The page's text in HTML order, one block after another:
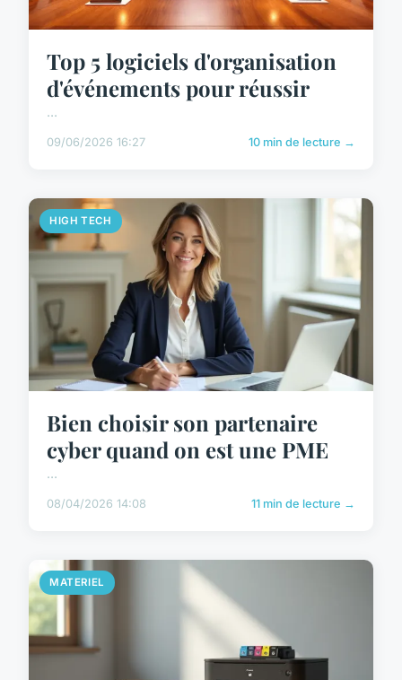
Top 5 logiciels d'organisation
d'événements pour réussir
...
09/06/2026 16:27 10 min de lecture →
HIGH TECH
Bien choisir son partenaire
cyber quand on est une PME
...
08/04/2026 14:08 11 min de lecture →
MATERIEL